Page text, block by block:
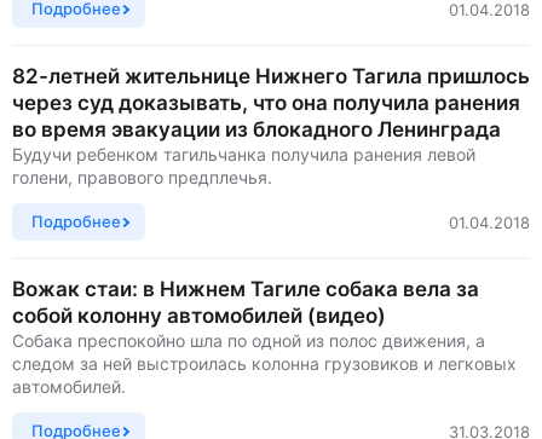
Подробнее 01.04.2018
82-летней жительнице Нижнего Тагила пришлось
через суд доказывать, что она получила ранения
во время эвакуации из блокадного Ленинграда
Будучи ребенком тагильчанка получила ранения левой
голени, правового предплечья.
Подробнее 01.04.2018
Вожак стаи: в Нижнем Тагиле собака вела за
собой колонну автомобилей (видео)
Собака преспокойно шла по одной из полос движения, а
следом за ней выстроилась колонна грузовиков и легковых
автомобилей.
Подробнее 31.03.2018